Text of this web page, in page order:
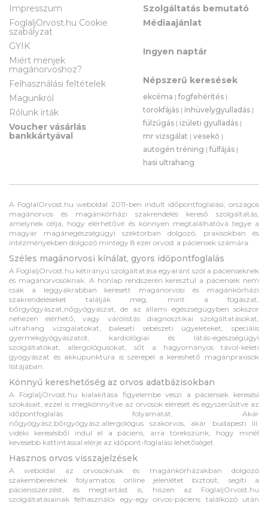
Impresszum
FoglaljOrvost.hu Cookie
szabályzat
GYIK
Miért menjek
magánorvoshoz?
Felhasználási feltételek
Magunkról
Rólunk írták
Voucher vásárlás
bankkártyával
Szolgáltatás bemutató
Médiaajánlat
Ingyen naptár
Népszerű keresések
ekcéma |fogfehérítés |
torokfájás | ínhüvelygyulladás |
fülzúgás | izületi gyulladás |
mr vizsgálat | vesekő |
autogén tréning |fülfájás |
hasi ultrahang
A FoglalOrvost.hu weboldal 2011-ben indult időpontfoglalási, országos
magánorvos és magánkórházi szakrendelés kereső szolgáltatás,
amelynek célja, hogy elérhetővé és könnyen megtalálhatóvá tegye a
magyar magánegészségügyi szektorban dolgozó, praxisokban és
intézményekben dolgozó mintegy 8 ezer orvost a páciensek számára.
Széles magánorvosi kínálat, gyors időpontfoglalás
A FoglaljOrvost.hu kétirányú szolgáltatása egyaránt szól a pácienseknek
és magánorvosoknak. A honlap rendszerén keresztül a páciensek nem
csak a leggyakrabban keresett magánorvosi és magánkórházi
szakrendeléseket találják meg, mint a fogászat,
bőrgyógyászat,nőgyógyászat, de az állami egészségügyben sokszor
nehezen elérhető, vagy várólistás diagnosztikai szolgáltatásokat,
ultrahang vizsgálatokat, baleseti sebészeti ügyeleteket, speciális
gyermekgyógyászatot, kardiológiai és látás-egészségügyi
szolgáltatókat, allergológusokat, sőt a hagyományos távol-keleti
gyógyászat és akkupunktúra is szerepel a kereshető magánpraxisok
listájában.
Könnyű kereshetőség az orvos adatbázisokban
A FoglaljOrvost.hu kialakítása figyelembe veszi a páciensek keresési
szokásait, ezzel is megkönnyítve az orvosok elérését és egyszerűsítve az
időpontfoglalás folyamatát. Akár
nőgyógyász,bőrgyógyász,allergológus szakorvos, akár budapesti ill.
vidéki keresésből indul el a páciens, arra törekszünk, hogy minél
kevesebb kattintással elérje az időpont-foglalási lehetőséget.
Hasznos orvos visszajelzések
A weboldal az orvosoknak és magánkórházakban dolgozó
szakembereknek folyamatos online jelenlétet biztosít, segíti a
páciensszerzést, és megtartást is, hiszen az FoglaljOrvost.hu
szolgáltatásainak felhasználói egy-egy orvos-páciens találkozó után